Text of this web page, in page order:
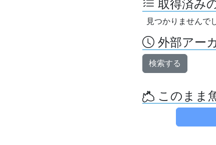
取得済み
見つかりませんで
外部アー
検索する
このまま